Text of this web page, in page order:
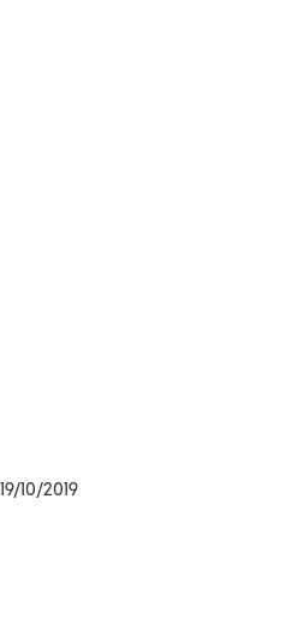
19/10/2019